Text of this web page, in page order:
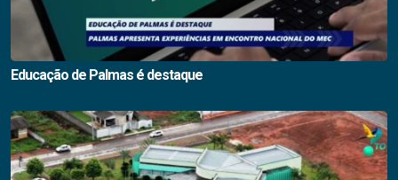
Educação de Palmas é destaque